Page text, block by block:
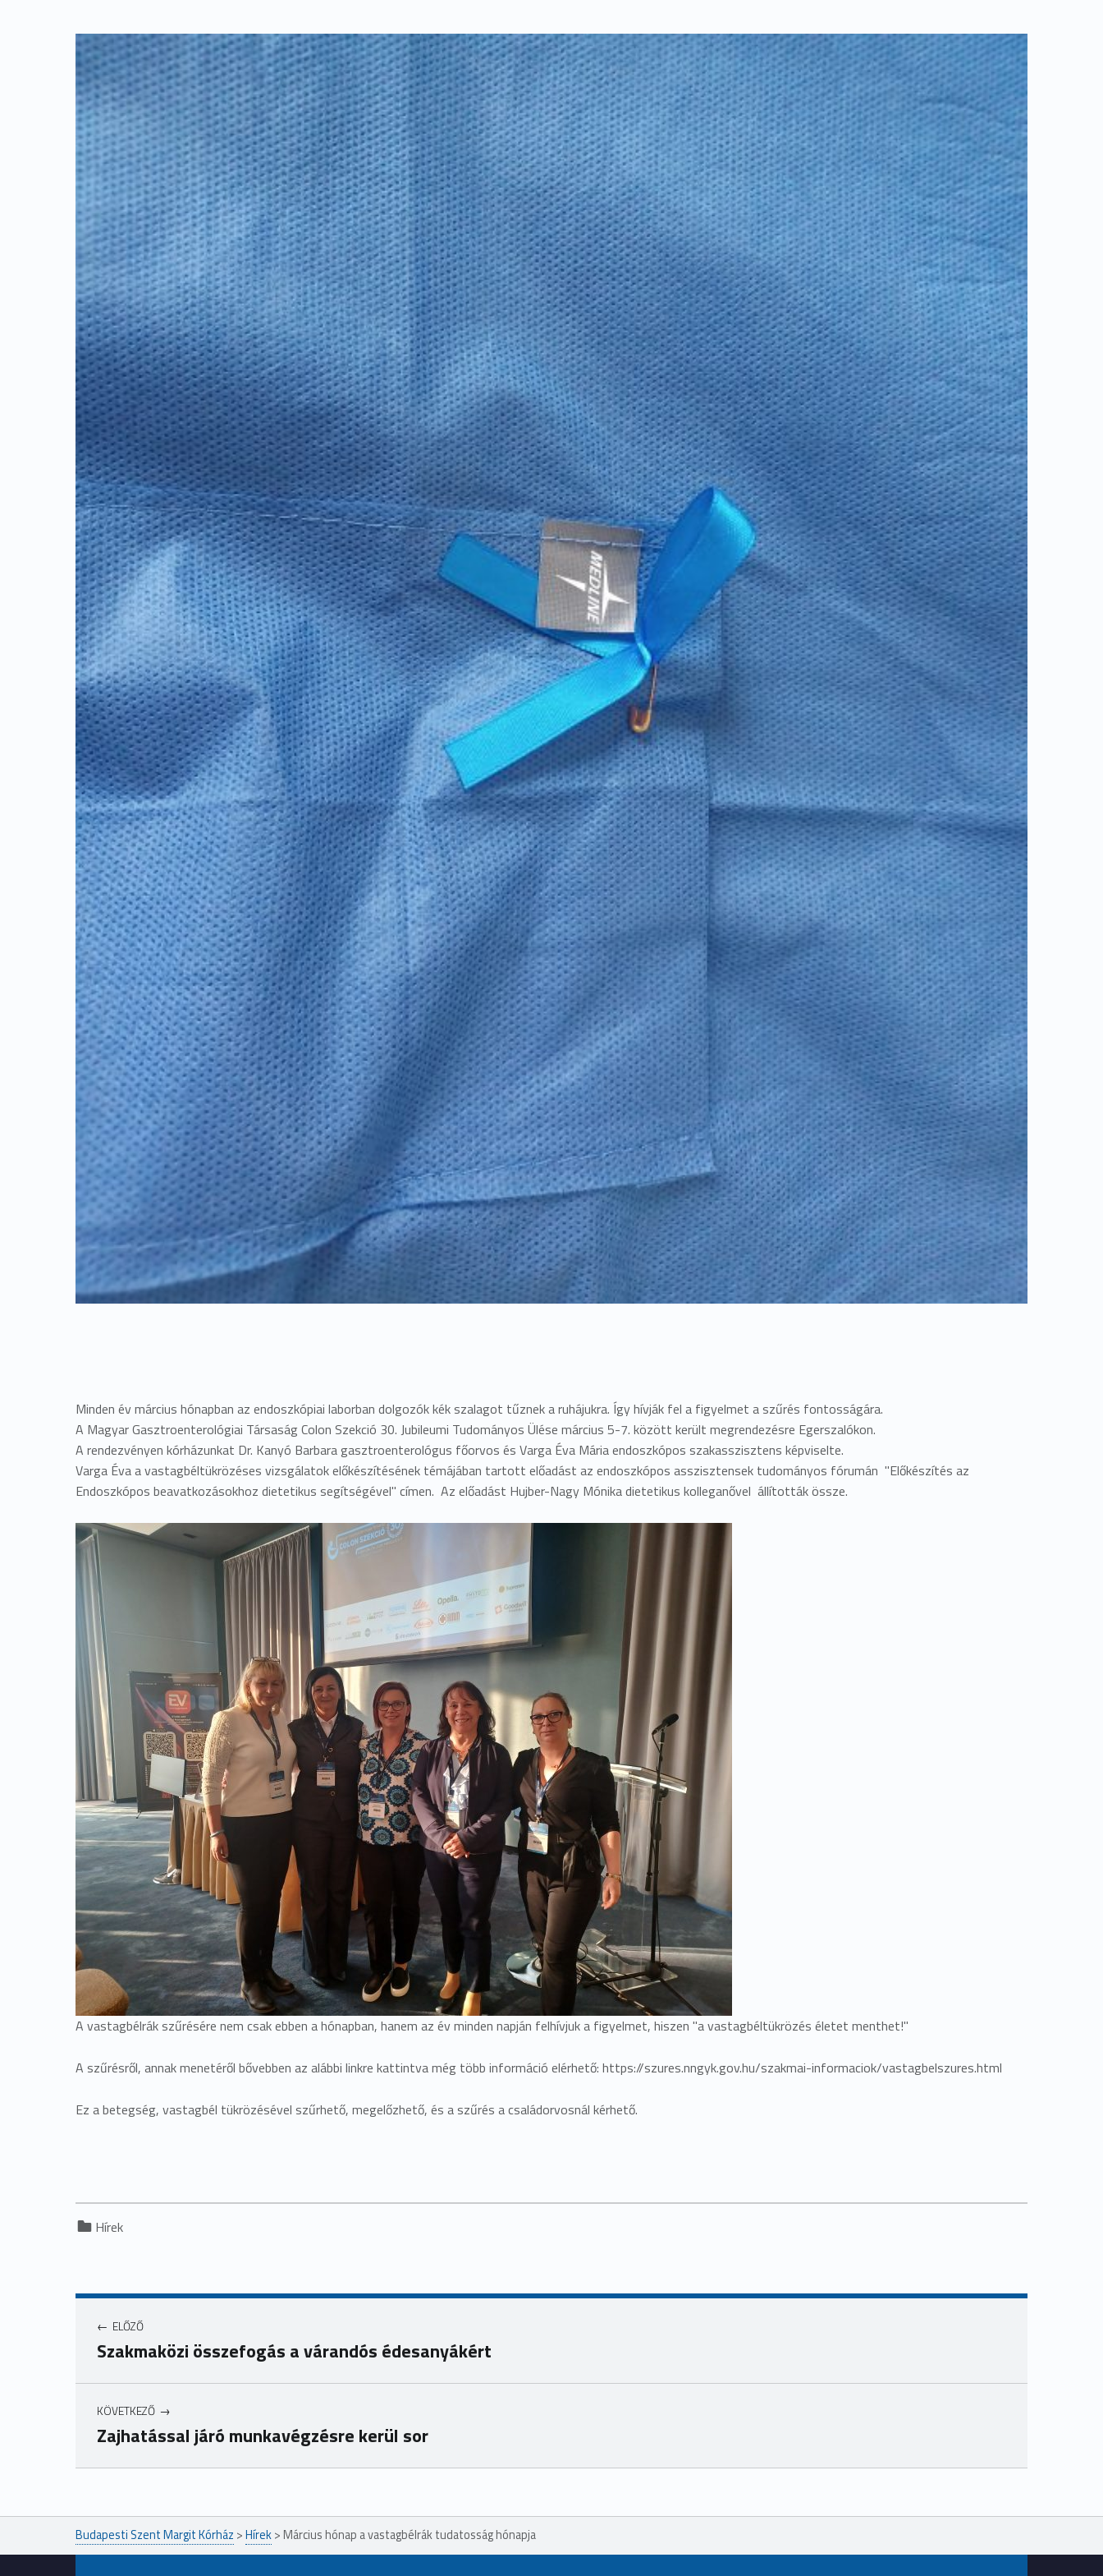
Minden év március hónapban az endoszkópiai laborban dolgozók kék szalagot tűznek a ruhájukra. Így hívják fel a figyelmet a szűrés fontosságára.
A Magyar Gasztroenterológiai Társaság Colon Szekció 30. Jubileumi Tudományos Ülése március 5-7. között került megrendezésre Egerszalókon.
A rendezvényen kórházunkat Dr. Kanyó Barbara gasztroenterológus főorvos és Varga Éva Mária endoszkópos szakasszisztens képviselte.
Varga Éva a vastagbéltükrözéses vizsgálatok előkészítésének témájában tartott előadást az endoszkópos asszisztensek tudományos fórumán "Előkészítés az
Endoszkópos beavatkozásokhoz dietetikus segítségével" címen. Az előadást Hujber-Nagy Mónika dietetikus kolleganővel állították össze.
A vastagbélrák szűrésére nem csak ebben a hónapban, hanem az év minden napján felhívjuk a figyelmet, hiszen "a vastagbéltükrözés életet menthet!"
A szűrésről, annak menetéről bővebben az alábbi linkre kattintva még több információ elérhető: https://szures.nngyk.gov.hu/szakmai-informaciok/vastagbelszures.html
Ez a betegség, vastagbél tükrözésével szűrhető, megelőzhető, és a szűrés a családorvosnál kérhető.
Categorized in:
Hírek
ELŐZŐ
Szakmaközi összefogás a várandós édesanyákért
KÖVETKEZŐ
Zajhatással járó munkavégzésre kerül sor
Ugrás a főmenühöz
Budapesti Szent Margit Kórház >Hírek> Március hónap a vastagbélrák tudatosság hónapja